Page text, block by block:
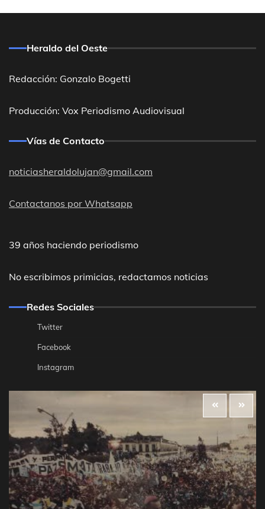
Heraldo del Oeste
Redacción: Gonzalo Bogetti
Producción: Vox Periodismo Audiovisual
Vías de Contacto
noticiasheraldolujan@gmail.com
Contactanos por Whatsapp
39 años haciendo periodismo
No escribimos primicias, redactamos noticias
Redes Sociales
Twitter
Facebook
Instagram